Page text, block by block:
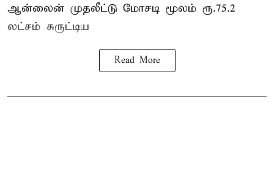
ஆன்லைன் முதலீட்டு மோசடி மூலம் ரூ.75.2
லட்சம் சுருட்டிய
Read More